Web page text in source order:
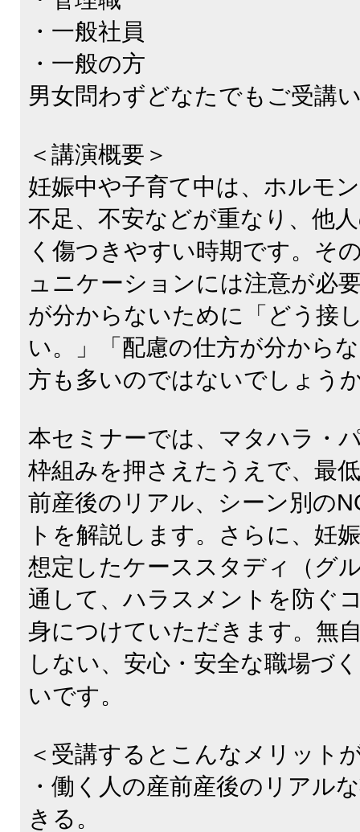
・一般社員
・一般の方
男女問わずどなたでもご受講
＜講演概要＞
妊娠中や子育て中は、ホルモ
不足、不安などが重なり、他
く傷つきやすい時期です。そ
ュニケーションには注意が必
が分からないために「どう接
い。」「配慮の仕方が分から
方も多いのではないでしょう
本セミナーでは、マタハラ・
枠組みを押さえたうえで、最
前産後のリアル、シーン別の
トを解説します。さらに、妊
想定したケーススタディ（グ
通して、ハラスメントを防ぐ
身につけていただきます。無
しない、安心・安全な職場づ
いです。
＜受講するとこんなメリット
・働く人の産前産後のリアル
きる。